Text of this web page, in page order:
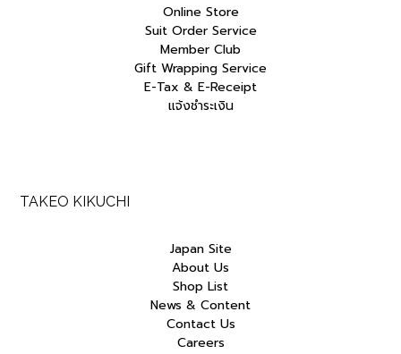
Online Store
Suit Order Service
Member Club
Gift Wrapping Service
E-Tax & E-Receipt
แจ้งชำระเงิน
TAKEO KIKUCHI
Japan Site
About Us
Shop List
News & Content
Contact Us
Careers